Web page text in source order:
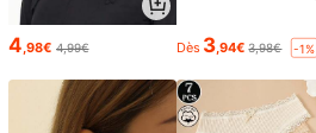
4 ,98€ 4,99€ Dès 3 ,94€ 3,98€ -1%